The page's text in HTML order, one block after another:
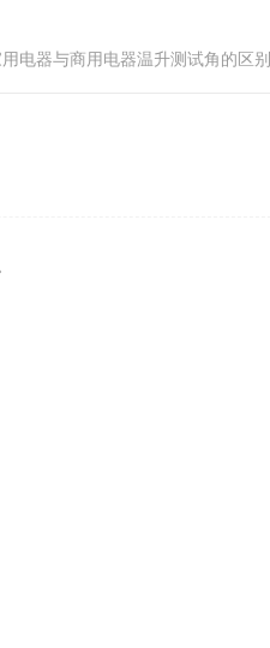
电器与商用电器温升测试角的区别